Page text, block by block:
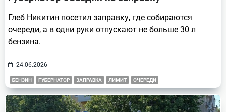
Глеб Никитин посетил заправку, где собираются
очереди, а в одни руки отпускают не больше 30 л
бензина.
24.06.2026
БЕНЗИН ГУБЕРНАТОР ЗАПРАВКА ЛИМИТ ОЧЕРЕДИ